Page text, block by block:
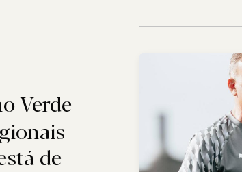
Verde
de